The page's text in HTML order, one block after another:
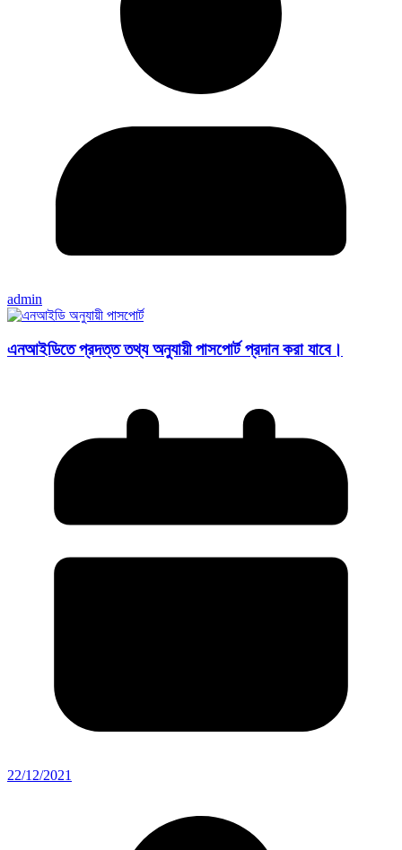
admin
এনআইডিতে প্রদত্ত তথ্য অনুযায়ী পাসপাের্ট প্রদান করা যাবে।
22/12/2021